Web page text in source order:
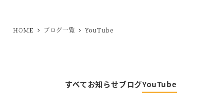
HOME ブログ一覧 YouTube
すべてお知らせブログYouTube